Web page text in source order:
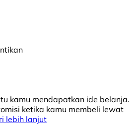
kamu mendapatkan ide belanja.
ketika kamu membeli lewat
lebih lanjut